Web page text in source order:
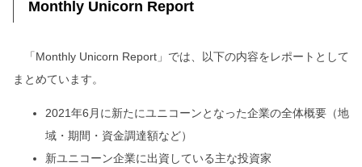
Monthly Unicorn Report
「Monthly Unicorn Report」では、以下の内容をレポートとして
まとめています。
2021年6月に新たにユニコーンとなった企業の全体概要（地
域・期間・資金調達額など）
新ユニコーン企業に出資している主な投資家